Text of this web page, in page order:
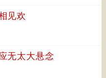
见欢
无太大悬念